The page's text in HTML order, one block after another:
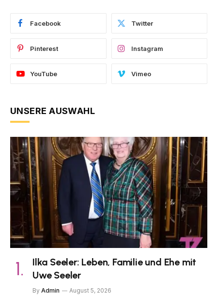
Facebook Twitter
Pinterest Instagram
YouTube Vimeo
UNSERE AUSWAHL
Ilka Seeler: Leben, Familie und Ehe mit
Uwe Seeler
By Admin August 5, 2026